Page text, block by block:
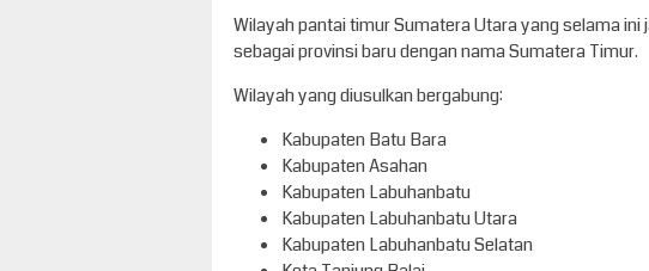
Wilayah pantai timur Sumatera Utara yang selama
sebagai provinsi baru dengan nama Sumatera Timur.
Wilayah yang diusulkan bergabung:
Kabupaten Batu Bara
Kabupaten Asahan
Kabupaten Labuhanbatu
Kabupaten Labuhanbatu Utara
Kabupaten Labuhanbatu Selatan